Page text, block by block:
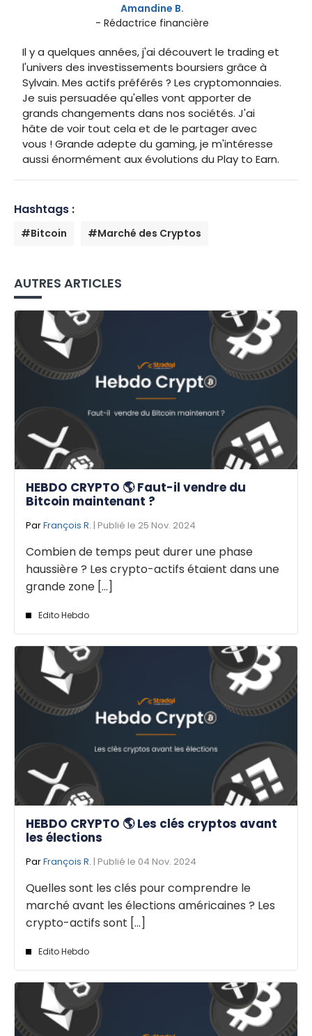
Amandine B.
- Rédactrice financière
Il y a quelques années, j'ai découvert le trading et
l'univers des investissements boursiers grâce à
Sylvain. Mes actifs préférés ? Les cryptomonnaies.
Je suis persuadée qu'elles vont apporter de
grands changements dans nos sociétés. J'ai
hâte de voir tout cela et de le partager avec
vous ! Grande adepte du gaming, je m'intéresse
aussi énormément aux évolutions du Play to Earn.
Hashtags :
#Bitcoin #Marché des Cryptos
AUTRES ARTICLES
HEBDO CRYPTO 🌎 Faut-il vendre du
Bitcoin maintenant ?
ParFrançois R. | Publié le 25 Nov. 2024
Combien de temps peut durer une phase
haussière ? Les crypto-actifs étaient dans une
grande zone [...]
Edito Hebdo
HEBDO CRYPTO 🌎 Les clés cryptos avant
les élections
ParFrançois R. | Publié le 04 Nov. 2024
Quelles sont les clés pour comprendre le
marché avant les élections américaines ? Les
crypto-actifs sont [...]
Edito Hebdo